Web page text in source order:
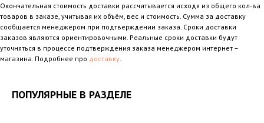
Окончательная стоимость доставки рассчитывается исходя из общего кол-ва
товаров в заказе, учитывая их объём, вес и стоимость. Сумма за доставку
сообщается менеджером при подтверждении заказа. Сроки доставки
заказов являются ориентировочными. Реальные сроки доставки будут
уточняться в процессе подтверждения заказа менеджером интернет –
магазина. Подробнее про доставку
ПОПУЛЯРНЫЕ В РАЗДЕЛЕ